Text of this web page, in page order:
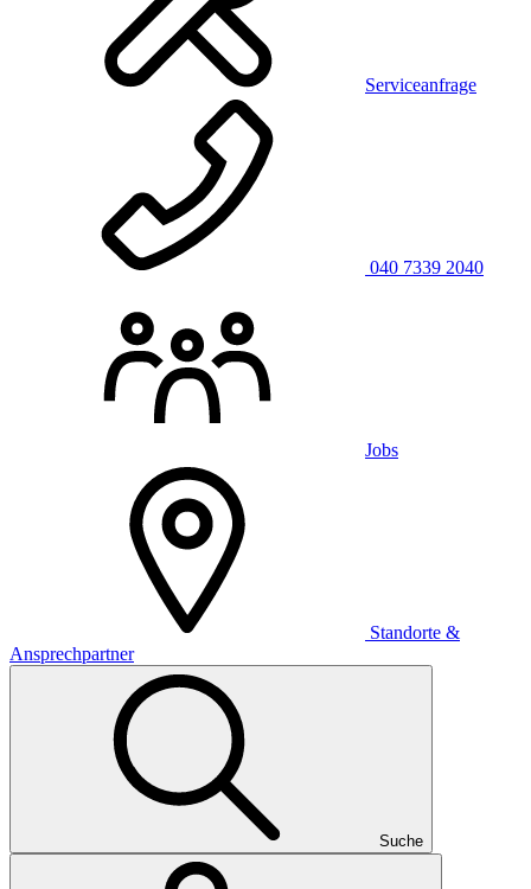
Serviceanfrage
040 7339 2040
Jobs
Standorte &
Ansprechpartner
Suche